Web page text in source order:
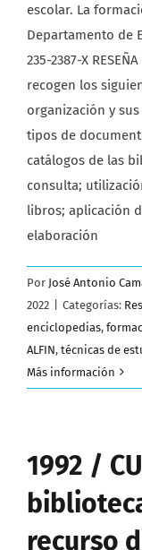
escolar. La
Departamento de
235-2387-X
recogen los
organización y
tipos de
catálogos de las
consulta;
libros; aplicación
elaboración
Por José Antonio
2022
Categorías:
enciclopedias,
ALFIN, técnicas de
Más información
1992 /
recurso